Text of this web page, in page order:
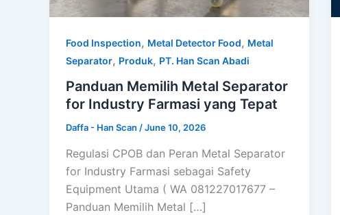
Food Inspection, Metal Detector Food, Metal
Separator, Produk, PT. Han Scan Abadi
Panduan Memilih Metal Separator
for Industry Farmasi yang Tepat
Daffa - Han Scan /June 10, 2026
Regulasi CPOB dan Peran Metal Separator
for Industry Farmasi sebagai Safety
Equipment Utama ( WA 081227017677 –
Panduan Memilih Metal […]